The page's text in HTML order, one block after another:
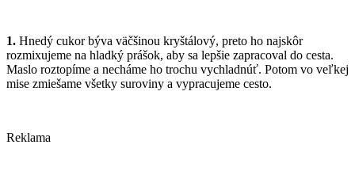
1. Hnedý cukor býva väčšinou kryštálový, preto ho najskôr
rozmixujeme na hladký prášok, aby sa lepšie zapracoval do cesta.
Maslo roztopíme a necháme ho trochu vychladnúť. Potom vo veľkej
mise zmiešame všetky suroviny a vypracujeme cesto.
Reklama